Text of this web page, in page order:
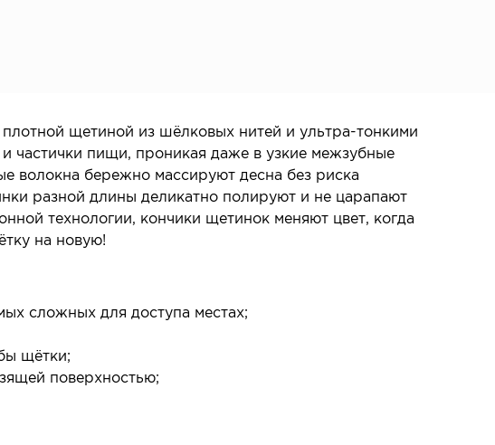
щетиной из шёлковых нитей и ультра-тонкими
частички пищи, проникая даже в узкие межзубные
волокна бережно массируют десна без риска
разной длины деликатно полируют и не царапают
технологии, кончики щетинок меняют цвет, когда
на новую!
сложных для доступа местах;
щётки;
поверхностью;